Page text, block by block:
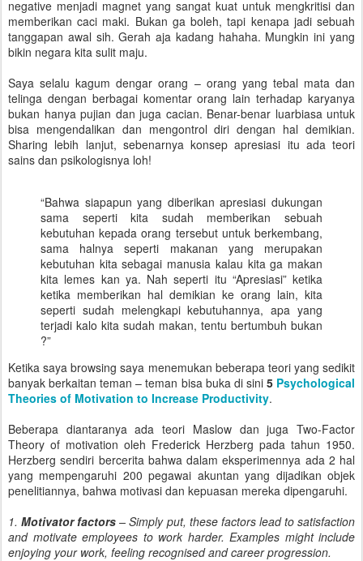
negative menjadi magnet yang sangat kuat untuk mengkritisi dan
memberikan caci maki. Bukan ga boleh, tapi kenapa jadi sebuah
tanggapan awal sih. Gerah aja kadang hahaha. Mungkin ini yang
bikin negara kita sulit maju.
Saya selalu kagum dengar orang – orang yang tebal mata dan
telinga dengan berbagai komentar orang lain terhadap karyanya
bukan hanya pujian dan juga cacian. Benar-benar luarbiasa untuk
bisa mengendalikan dan mengontrol diri dengan hal demikian.
Sharing lebih lanjut, sebenarnya konsep apresiasi itu ada teori
sains dan psikologisnya loh!
“Bahwa siapapun yang diberikan apresiasi dukungan
sama seperti kita sudah memberikan sebuah
kebutuhan kepada orang tersebut untuk berkembang,
sama halnya seperti makanan yang merupakan
kebutuhan kita sebagai manusia kalau kita ga makan
kita lemes kan ya. Nah seperti itu “Apresiasi” ketika
ketika memberikan hal demikian ke orang lain, kita
seperti sudah melengkapi kebutuhannya, apa yang
terjadi kalo kita sudah makan, tentu bertumbuh bukan
?”
Ketika saya browsing saya menemukan beberapa teori yang sedikit
banyak berkaitan teman – teman bisa buka di sini5Psychological
Theories of Motivation to Increase Productivity.
Beberapa diantaranya ada teori Maslow dan juga Two-Factor
Theory of motivation oleh Frederick Herzberg pada tahun 1950.
Herzberg sendiri bercerita bahwa dalam eksperimennya ada 2 hal
yang mempengaruhi 200 pegawai akuntan yang dijadikan objek
penelitiannya, bahwa motivasi dan kepuasan mereka dipengaruhi.
1.Motivator factors – Simply put, these factors lead to satisfaction
and motivate employees to work harder. Examples might include
enjoying your work, feeling recognised and career progression.